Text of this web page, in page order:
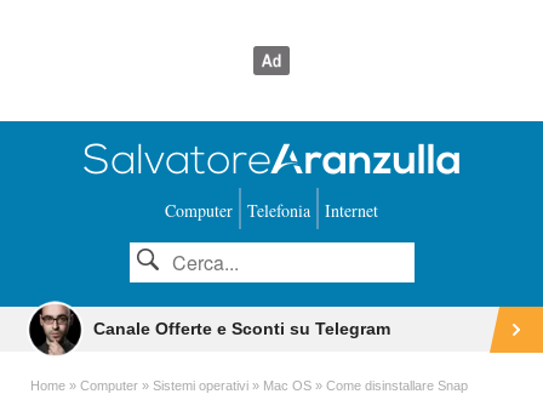
Computer Telefonia Internet
Canale Offerte e Sconti su Telegram
Home Computer Sistemi operativi Mac OS
Come disinstallare Snap